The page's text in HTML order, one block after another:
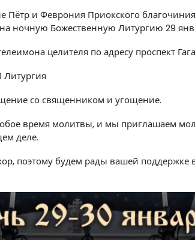
Пётр и Феврония Приокского
ночную Божественную Литургию 29
целителя по адресу проспект
Литургия
со священником и угощение.
время молитвы, и мы приглашаем
деле.
поэтому будем рады вашей поддержке